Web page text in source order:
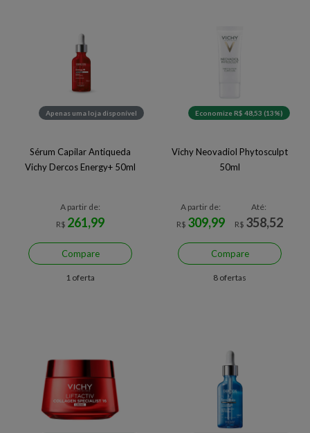
Apenas uma loja disponível
Sérum Capilar Antiqueda
Vichy Dercos Energy+ 50ml
A partir de:
R$ 261,99
Compare
1 oferta
Economize R$ 48,53 (13%)
Vichy Neovadiol Phytosculpt
50ml
A partir de:
R$ 309,99
Até:
R$ 358,52
Compare
8 ofertas